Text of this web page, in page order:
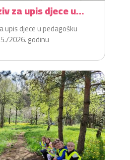
za upis djece u
2026. godinu
upis djece u pedagošku
2026. godinu